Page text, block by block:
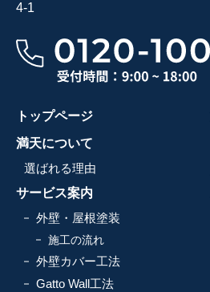
4-1
トップページ
満天について
選ばれる理由
サービス案内
外壁・屋根塗装
施工の流れ
外壁カバー工法
Gatto Wall工法